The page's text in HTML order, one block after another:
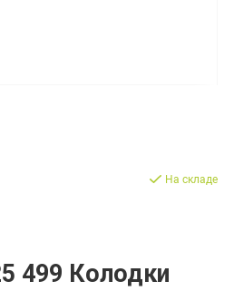
499 Колодки
На складе